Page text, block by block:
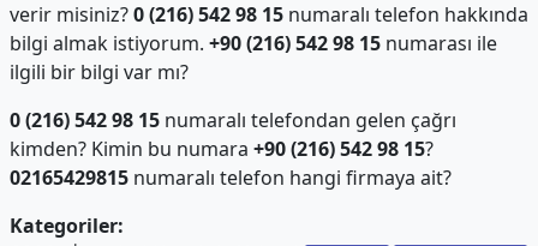
verir misiniz?0 (216) 542 98 15numaralı telefon hakkında
bilgi almak istiyorum. +90 (216) 542 98 15numarası ile
ilgili bir bilgi var mı?
0 (216) 542 98 15numaralı telefondan gelen çağrı
kimden? Kimin bu numara +90 (216) 542 98 15?
02165429815numaralı telefon hangi firmaya ait?
Kategoriler: